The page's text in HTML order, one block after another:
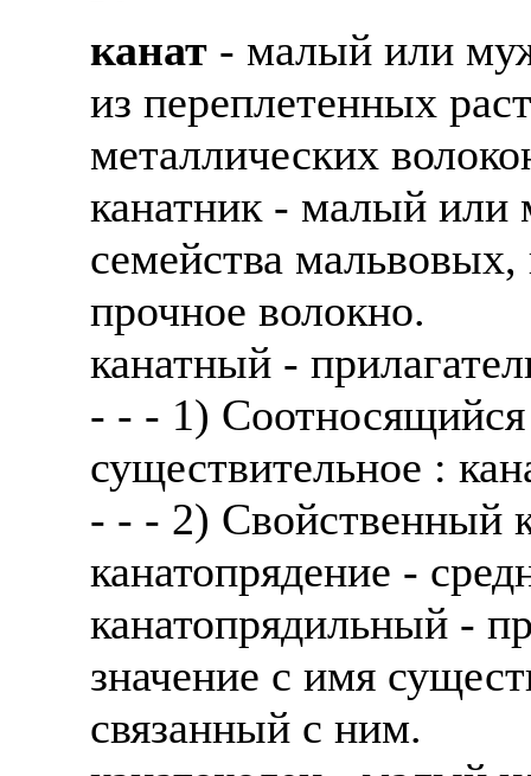
канат - малый или
из переплетенных
металлических
канатник - малый или
семейства мальвовых,
прочное волокно.
канатный -
- - - 1)
существительное :
- - - 2) Свойственный
канатопрядение -
канатопрядильный -
значение с имя
связанный с ним.